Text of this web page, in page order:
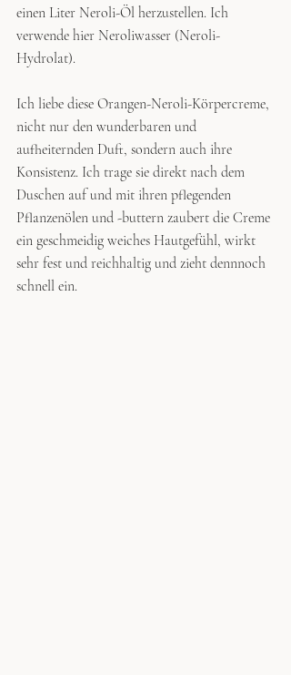
einen Liter Neroli-Öl herzustellen. Ich
verwende hier Neroliwasser (Neroli-
Hydrolat).
Ich liebe diese Orangen-Neroli-Körpercreme,
nicht nur den wunderbaren und
aufheiternden Duft, sondern auch ihre
Konsistenz. Ich trage sie direkt nach dem
Duschen auf und mit ihren pflegenden
Pflanzenölen und -buttern zaubert die Creme
ein geschmeidig weiches Hautgefühl, wirkt
sehr fest und reichhaltig und zieht dennnoch
schnell ein.